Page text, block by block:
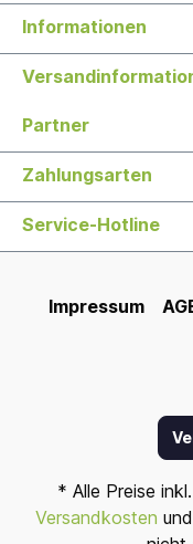
Informationen
Partner
Zahlungsarten
Service-Hotline
Impressum
* Alle Preise
Versandkosten